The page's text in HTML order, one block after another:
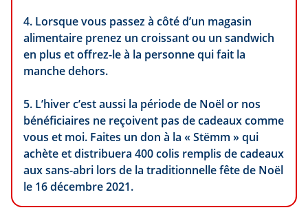
4. Lorsque vous passez à côté d’un magasin
alimentaire prenez un croissant ou un sandwich
en plus et offrez-le à la personne qui fait la
manche dehors.
5. L’hiver c’est aussi la période de Noël or nos
bénéficiaires ne reçoivent pas de cadeaux comme
vous et moi. Faites un don à la « Stëmm » qui
achète et distribuera 400 colis remplis de cadeaux
aux sans-abri lors de la traditionnelle fête de Noël
le 16 décembre 2021.